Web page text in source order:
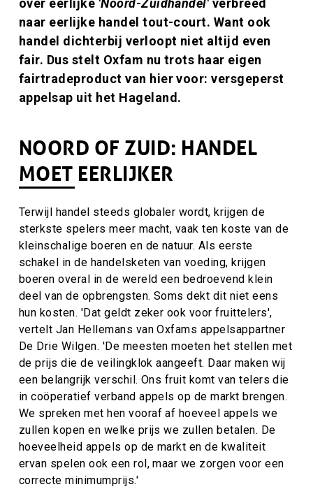
over eerlijke 'Noord-Zuidhandel' verbreed
naar eerlijke handel tout-court. Want ook
handel dichterbij verloopt niet altijd even
fair. Dus stelt Oxfam nu trots haar eigen
fairtradeproduct van hier voor: versgeperst
appelsap uit het Hageland.
NOORD OF ZUID: HANDEL
MOET EERLIJKER
Terwijl handel steeds globaler wordt, krijgen de
sterkste spelers meer macht, vaak ten koste van de
kleinschalige boeren en de natuur. Als eerste
schakel in de handelsketen van voeding, krijgen
boeren overal in de wereld een bedroevend klein
deel van de opbrengsten. Soms dekt dit niet eens
hun kosten. 'Dat geldt zeker ook voor fruittelers',
vertelt Jan Hellemans van Oxfams appelsappartner
De Drie Wilgen. 'De meesten moeten het stellen met
de prijs die de veilingklok aangeeft. Daar maken wij
een belangrijk verschil. Ons fruit komt van telers die
in coöperatief verband appels op de markt brengen.
We spreken met hen vooraf af hoeveel appels we
zullen kopen en welke prijs we zullen betalen. De
hoeveelheid appels op de markt en de kwaliteit
ervan spelen ook een rol, maar we zorgen voor een
correcte minimumprijs.'